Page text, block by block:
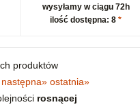
wysyłamy w ciągu 72h
ilość dostępna: 8 *
produktów
następna» ostatnia»
rosnącej